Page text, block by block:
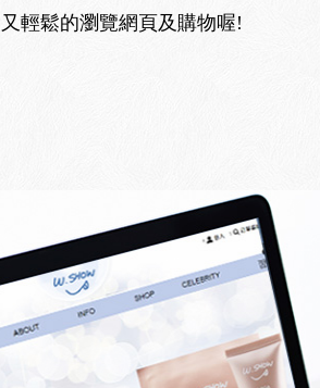
又輕鬆的瀏覽網頁及購物喔!